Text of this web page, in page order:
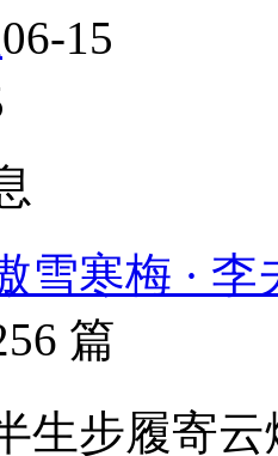
06-15
雪寒梅 · 李
篇
生步履寄